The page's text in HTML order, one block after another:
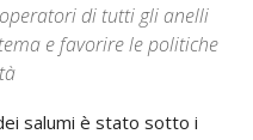
di tutti gli anelli
e favorire le politiche
salumi è stato sotto i